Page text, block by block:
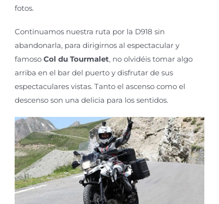
fotos.
Continuamos nuestra ruta por la D918 sin
abandonarla, para dirigirnos al espectacular y
famoso Col du Tourmalet, no olvidéis tomar algo
arriba en el bar del puerto y disfrutar de sus
espectaculares vistas. Tanto el ascenso como el
descenso son una delicia para los sentidos.